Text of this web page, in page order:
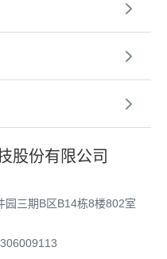
股份有限公司
园三期B区B14栋8楼802室